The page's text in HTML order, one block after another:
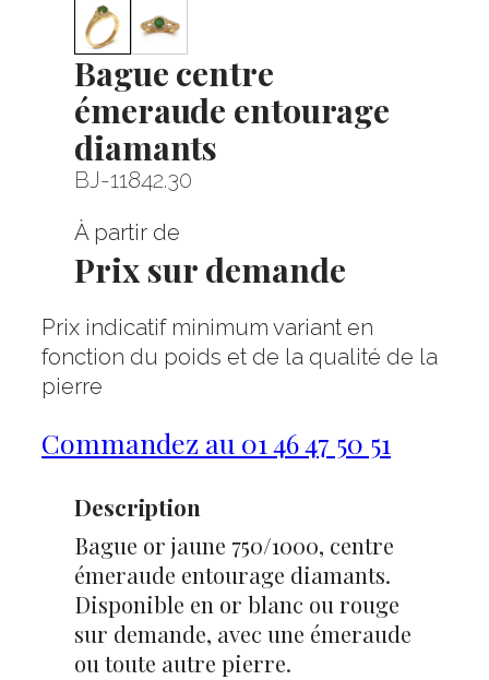
Bague centre
émeraude entourage
diamants
BJ-11842.30
À partir de
Prix sur demande
Prix indicatif minimum variant en
fonction du poids et de la qualité de la
pierre
Commandez au 01 46 47 50 51
Description
Bague or jaune 750/1000, centre
émeraude entourage diamants.
Disponible en or blanc ou rouge
sur demande, avec une émeraude
ou toute autre pierre.